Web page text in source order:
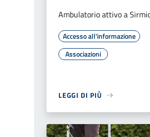
Ambulatorio attivo a
Accesso all'informazione
Associazioni
LEGGI DI PIÙ